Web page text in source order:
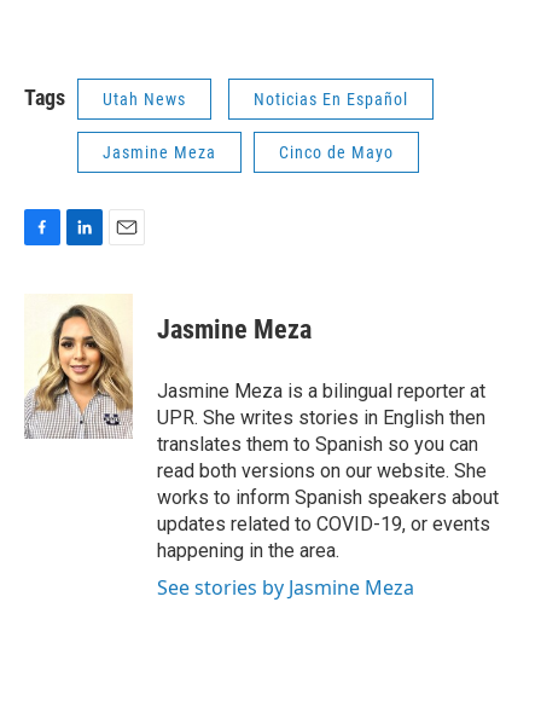
Tags Utah News Noticias En Español
Jasmine Meza Cinco de Mayo
o
k
n
k
e
d
I
n
a
i
l
Jasmine Meza
Jasmine Meza is a bilingual reporter at
UPR. She writes stories in English then
translates them to Spanish so you can
read both versions on our website. She
works to inform Spanish speakers about
updates related to COVID-19, or events
happening in the area.
See stories by Jasmine Meza